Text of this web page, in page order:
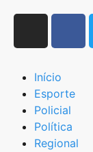
Início
Esporte
Policial
Política
Regional